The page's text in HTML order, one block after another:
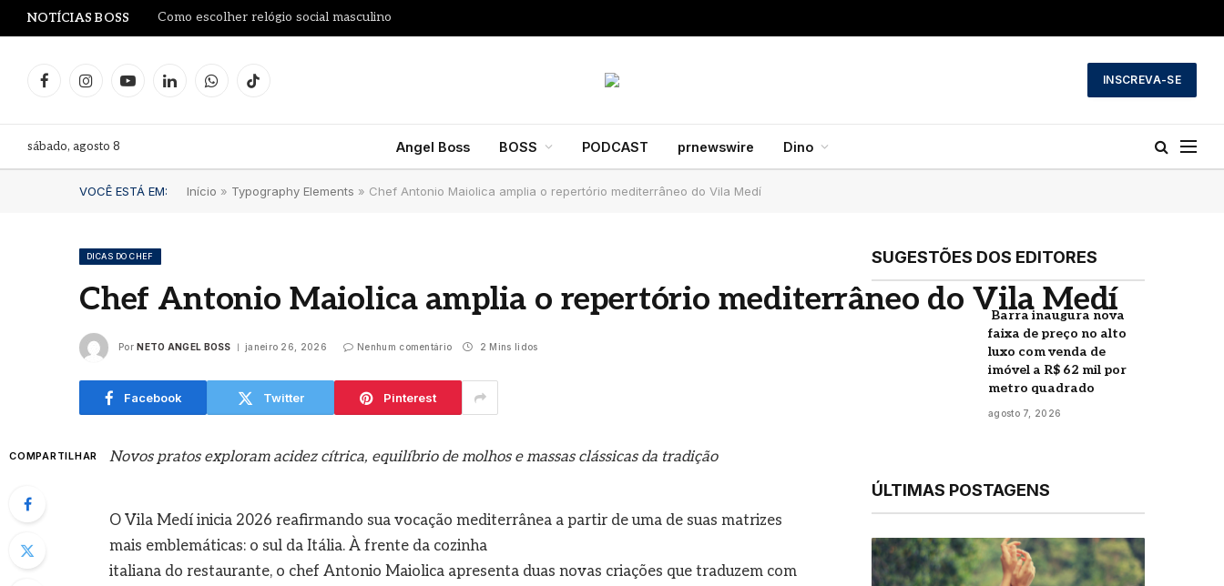
NOTÍCIAS BOSS Como escolher relógio social masculino
FacebookInstagramYouTubeLinkedInWhatsAppTikTok
INSCREVA-SE
sábado, agosto 8 Angel Boss BOSS PODCAST prnewswire Dino
VOCÊ ESTÁ EM: Início » Typography Elements » Chef Antonio Maiolica amplia o repertório mediterrâneo do Vila Medí
DICAS DO CHEF
Chef Antonio Maiolica amplia o repertório mediterrâneo do Vila Medí
Por NETO ANGEL BOSS janeiro 26, 2026 Nenhum comentário 2 Mins lidos
Facebook Twitter Pinterest
COMPARTILHAR Novos pratos exploram acidez cítrica, equilíbrio de molhos e massas clássicas da tradição
O Vila Medí inicia 2026 reafirmando sua vocação mediterrânea a partir de uma de suas matrizes
mais emblemáticas: o sul da Itália. À frente da cozinha
italiana do restaurante, o chef Antonio Maiolica apresenta duas novas criações que traduzem com
SUGESTÕES DOS EDITORES
Barra inaugura nova
faixa de preço no alto
luxo com venda de
imóvel a R$ 62 mil por
metro quadrado
agosto 7, 2026
ÚLTIMAS POSTAGENS